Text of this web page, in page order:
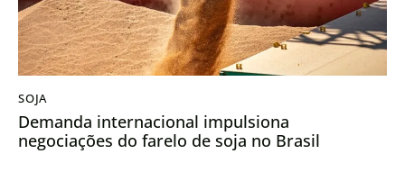
SOJA
Demanda internacional impulsiona
negociações do farelo de soja no Brasil